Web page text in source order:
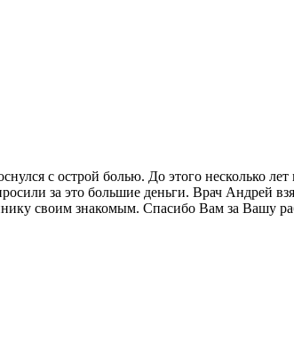
с острой болью. До этого несколько
за это большие деньги. Врач Андрей
своим знакомым. Спасибо Вам за Вашу